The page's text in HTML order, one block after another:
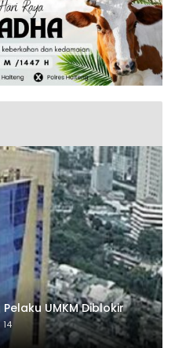
UMKM Diblokir
14